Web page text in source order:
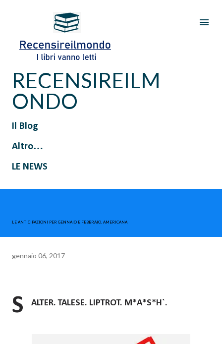
Passa ai contenuti principali
RECENSIREILM
ONDO
Il Blog
Altro…
LE NEWS
LE ANTICIPAZIONI PER GENNAIO E FEBBRAIO. AMERICANA
gennaio 06, 2017
S ALTER. TALESE. LIPTROT. M*A*S*H`.